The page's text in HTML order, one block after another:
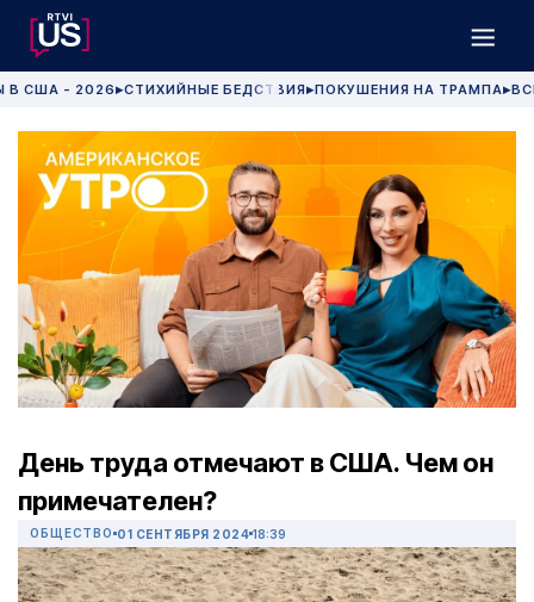
В США - 2026 ▶СТИХИЙНЫЕ БЕДСТВИЯ▶ПОКУШЕНИЯ НА ТРАМПА▶
День труда отмечают в США. Чем он
примечателен?
ОБЩЕСТВО 01 СЕНТЯБРЯ 2024 18:39